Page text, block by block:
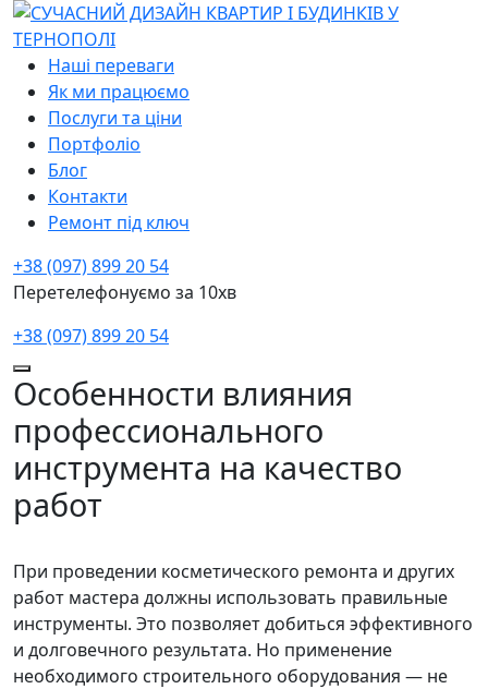
Наші переваги
Як ми працюємо
Послуги та ціни
Портфоліо
Блог
Контакти
Ремонт під ключ
+38 (097) 899 20 54
Перетелефонуємо за 10хв
+38 (097) 899 20 54
Особенности влияния
профессионального
инструмента на качество
работ
При проведении косметического ремонта и других
работ мастера должны использовать правильные
инструменты. Это позволяет добиться эффективного
и долговечного результата. Но применение
необходимого строительного оборудования — не